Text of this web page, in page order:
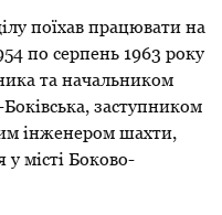
поїхав працювати на
по серпень 1963 року
та начальником
заступником
інженером шахти,
місті Боково-